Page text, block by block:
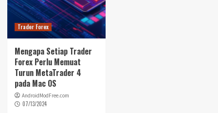
Trader Forex
Mengapa Setiap Trader
Forex Perlu Memuat
Turun MetaTrader 4
pada Mac OS
AndroidModFree.com
07/13/2024